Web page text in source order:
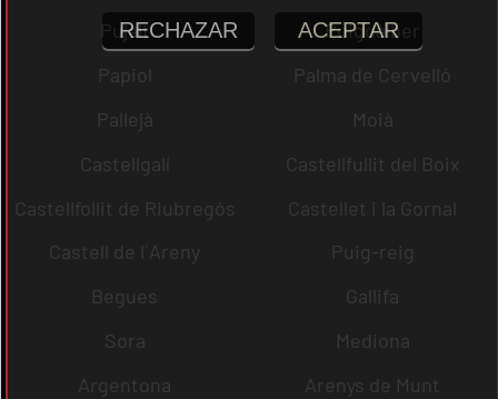
Pujalt
Puigdàlber
Papiol
Palma de Cervelló
Pallejà
Moià
Castellgalí
Castellfullit del Boix
Castellfollit de Riubregós
Castellet i la Gornal
Castell de l´Areny
Puig-reig
Begues
Gallifa
Sora
Mediona
Argentona
Arenys de Munt
RECHAZAR ACEPTAR